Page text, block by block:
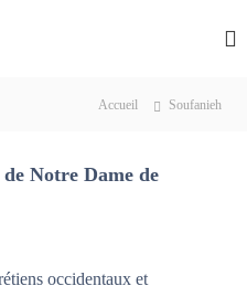
Accueil Soufanieh
Notre Dame de
occidentaux et